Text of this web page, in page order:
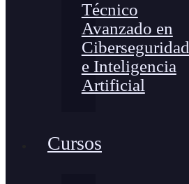
Técnico
Avanzado en
Ciberseguridad
e Inteligencia
Artificial
Cursos